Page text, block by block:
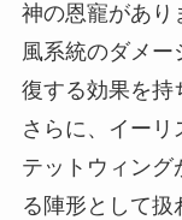
神の恩寵があり
風系統のダメー
復する効果を持
さらに、イー
テットウィング
る陣形として扱